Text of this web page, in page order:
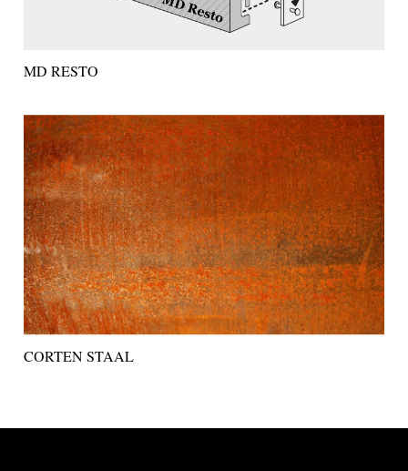
MD RESTO
CORTEN STAAL